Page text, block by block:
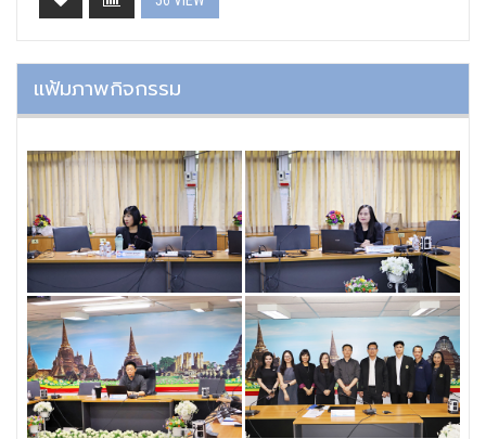
แฟ้มภาพกิจกรรม